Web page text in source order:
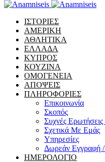
ΙΣΤΟΡΙΕΣ
ΑΜΕΡΙΚΗ
ΑΘΛΗΤΙΚΑ
ΕΛΛΑΔΑ
ΚΥΠΡΟΣ
ΚΟΥΖΙΝΑ
ΟΜΟΓΕΝΕΙΑ
ΑΠΟΨΕΙΣ
ΠΛΗΡΟΦΟΡΙΕΣ
Επικοινωνία
Σκοπός
Συχνές Ερωτήσεις
Σχετικά Με Εμάς
Υπηρεσίες
Δωρεάν Εγγραφή
ΗΜΕΡΟΛΟΓΙΟ